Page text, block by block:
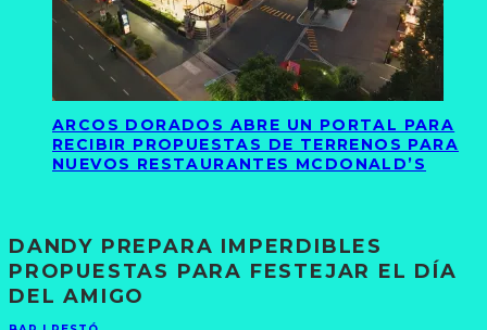
ARCOS DORADOS ABRE UN PORTAL PARA
RECIBIR PROPUESTAS DE TERRENOS PARA
NUEVOS RESTAURANTES MCDONALD’S
DANDY PREPARA IMPERDIBLES
PROPUESTAS PARA FESTEJAR EL DÍA
DEL AMIGO